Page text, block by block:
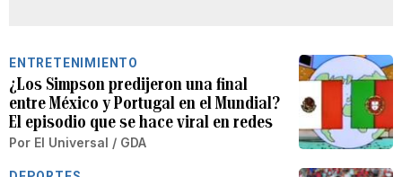
ENTRETENIMIENTO
¿Los Simpson predijeron una final
entre México y Portugal en el Mundial?
El episodio que se hace viral en redes
Por El Universal / GDA